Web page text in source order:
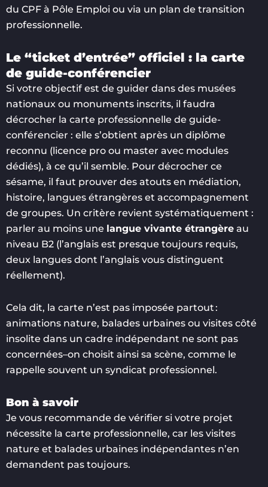
du CPF à Pôle Emploi ou via un plan de transition
professionnelle.
Le “ticket d’entrée” officiel : la carte
de guide-conférencier
Si votre objectif est de guider dans des musées
nationaux ou monuments inscrits, il faudra
décrocher la carte professionnelle de guide-
conférencier : elle s’obtient après un diplôme
reconnu (licence pro ou master avec modules
dédiés), à ce qu’il semble. Pour décrocher ce
sésame, il faut prouver des atouts en médiation,
histoire, langues étrangères et accompagnement
de groupes. Un critère revient systématiquement :
parler au moins une langue vivante étrangère au
niveau B2 (l’anglais est presque toujours requis,
deux langues dont l’anglais vous distinguent
réellement).
Cela dit, la carte n’est pas imposée partout :
animations nature, balades urbaines ou visites côté
insolite dans un cadre indépendant ne sont pas
concernées–on choisit ainsi sa scène, comme le
rappelle souvent un syndicat professionnel.
Bon à savoir
Je vous recommande de vérifier si votre projet
nécessite la carte professionnelle, car les visites
nature et balades urbaines indépendantes n’en
demandent pas toujours.